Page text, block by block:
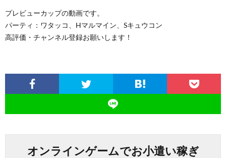
プレビューカップの動画です。
パーティ：ワタッコ、Hマルマイン、Sキュウコン
高評価・チャンネル登録お願いします！
オンラインゲームでお小遣い稼ぎ